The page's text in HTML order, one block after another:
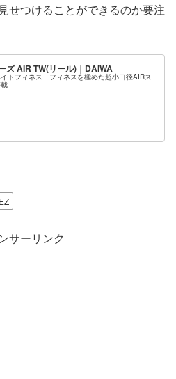
せつけることができるのか要注
ズ AIR TW(リール)｜DAIWA
トフィネス フィネスを極めた超小口径AIRス
サーリンク